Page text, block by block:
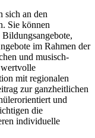
sich an den
Sie können
im Rahmen der
und musisch-
mit regionalen
zur ganzheitlichen
und
die
individuelle